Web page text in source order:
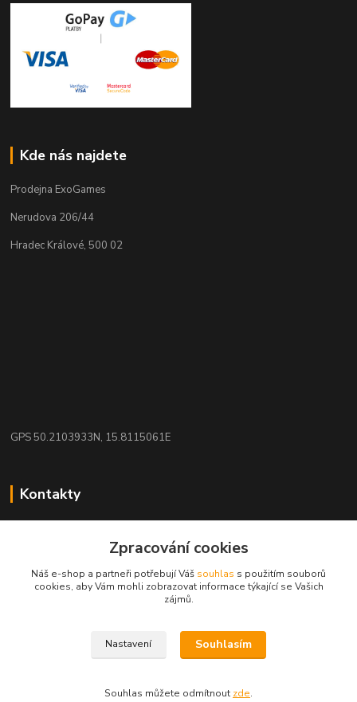
Kde nás najdete
Prodejna ExoGames
Nerudova 206/44
Hradec Králové, 500 02
GPS 50.2103933N, 15.8115061E
Kontakty
+420 608 942 360
(Po-Pá, 10-16 hod.)
Zpracování cookies
Náš e-shop a partneři potřebují Váš souhlas s použitím souborů
cookies, aby Vám mohli zobrazovat informace týkající se Vašich
zájmů.
Nastavení Souhlasím
Souhlas můžete odmítnout zde.